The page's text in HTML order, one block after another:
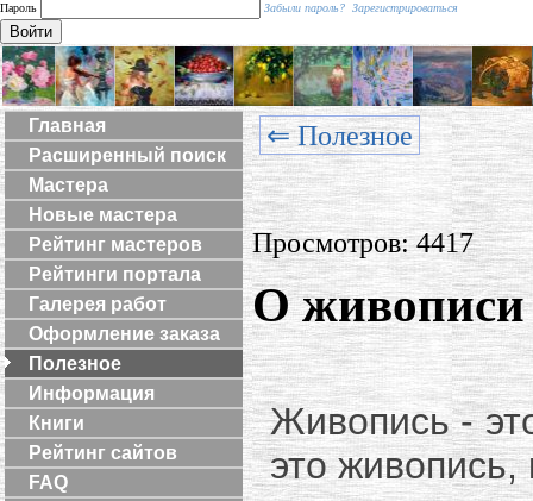
Пароль
Забыли пароль? Зарегистрироваться
Войти
Главная
Расширенный поиск
Мастера
Новые мастера
Рейтинг мастеров
Рейтинги портала
Галерея работ
Оформление заказа
Полезное
Информация
Книги
Рейтинг сайтов
FAQ
⇐ Полезное
Просмотров: 4417
О живописи
Живопись -
это